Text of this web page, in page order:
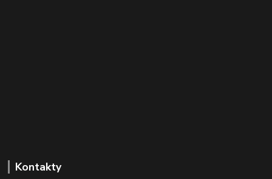
Kontakty